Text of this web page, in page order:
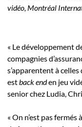
vidéo, Montréal
« Le développement
compagnies
s’apparentent à
estback enden jeu
senior chez Ludia,
« On n’est pas